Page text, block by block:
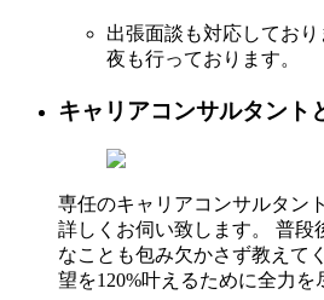
出張面談も対応してお
夜も行っております。
キャリアコンサルタント
専任のキャリアコンサルタン
詳しくお伺い致します。 普段
なことも包み欠かさず教えて
望を120%叶えるために全力を